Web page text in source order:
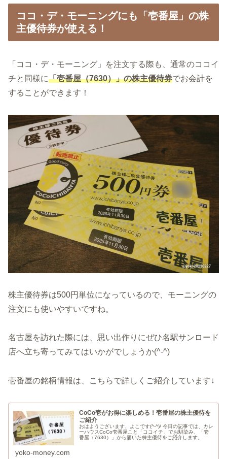
ココ・デ・モーニングにも「壱番屋」の株
主優待券が使える！
「ココ・デ・モーニング」を注文する際も、通常のココイ
チと同様に「壱番屋（7630）」の株主優待券でお会計を
することができます！
株主優待券は500円単位になっているので、モーニングの
注文にも使いやすいですね。
名古屋を訪れた際には、思い出作りにぜひ名駅サンロード
店へ立ち寄ってみてはいかがでしょうか(^-^)
壱番屋の銘柄情報は、こちらで詳しくご紹介しています↓
CoCo壱がお得に楽しめる！壱番屋の株主優待を
ご紹介
おはようございます、よこです(^-^)/ 今日の記事では、カレ
ーハウスCoCo壱番屋こと「ココイチ」でお馴染み、「壱
番屋（7630）」から届いた株主優待をご紹介します。
yoko-money.com